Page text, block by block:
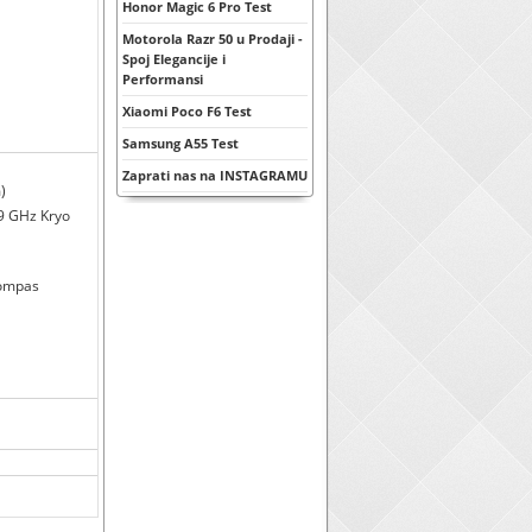
GHz Kryo
Honor Magic 6 Pro Test
Motorola Razr 50 u Prodaji -
Spoj Elegancije i
Performansi
Xiaomi Poco F6 Test
Samsung A55 Test
Zaprati nas na INSTAGRAMU